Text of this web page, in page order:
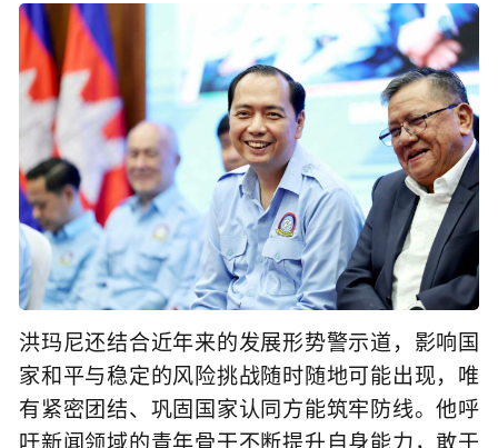
洪玛尼还结合近年来的发展形势警示道，影响国
家和平与稳定的风险挑战随时随地可能出现，唯
有紧密团结、巩固国家认同方能筑牢防线。他呼
吁新闻领域的青年骨干不断提升自身能力，敢于